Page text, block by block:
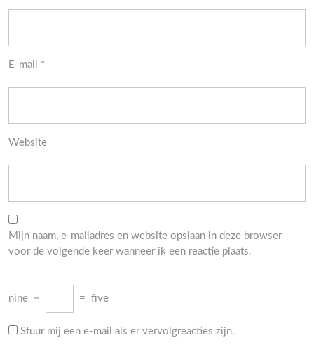
E-mail *
Website
Mijn naam, e-mailadres en website opslaan in deze browser
voor de volgende keer wanneer ik een reactie plaats.
nine − = five
Stuur mij een e-mail als er vervolgreacties zijn.